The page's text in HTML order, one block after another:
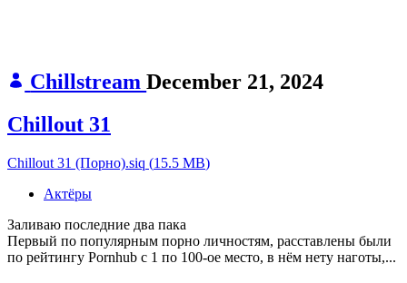
ChillstreamDecember 21, 2024
Chillout 31
Chillout 31 (Порно).siq (15.5 MB)
Актёры
Заливаю последние два пака
Первый по популярным порно личностям, расставлены были
по рейтингу Pornhub c 1 по 100-ое место, в нём нету наготы,...